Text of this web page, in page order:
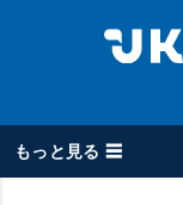
もっと見る ☰